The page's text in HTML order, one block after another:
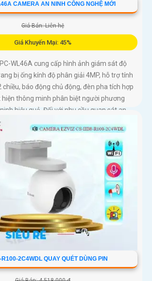
CAMERA AN NINH CÔNG NGHỆ MỚI
Giá Bán: Liên hệ
Giá Khuyến Mại: 45%
WL46A cung cấp hình ảnh giám sát độ
bị ống kính độ phân giải 4MP, hỗ trợ tính
báo động chủ động, đèn pha tích hợp
thông minh phân biệt người phương
hiệu quả. Đối với nhu cầu quan sát an
camera Dahua DH-IPC-WL46A chính là sự
hợpCamera an ninh không dây DH-IPC-
lý tưởng để bảo vệ ngôi nhà hoặc văn
2C4WDL QUAY QUÉT DÙNG PIN